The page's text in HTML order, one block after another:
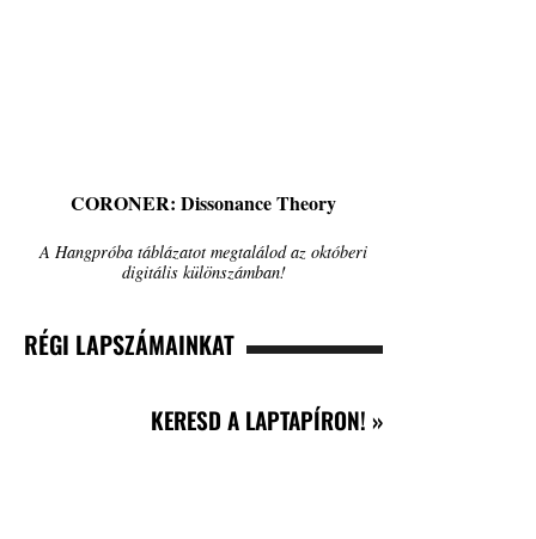
CORONER: Dissonance Theory
A Hangpróba táblázatot megtalálod az októberi
digitális különszámban!
RÉGI LAPSZÁMAINKAT
KERESD A LAPTAPÍRON! »